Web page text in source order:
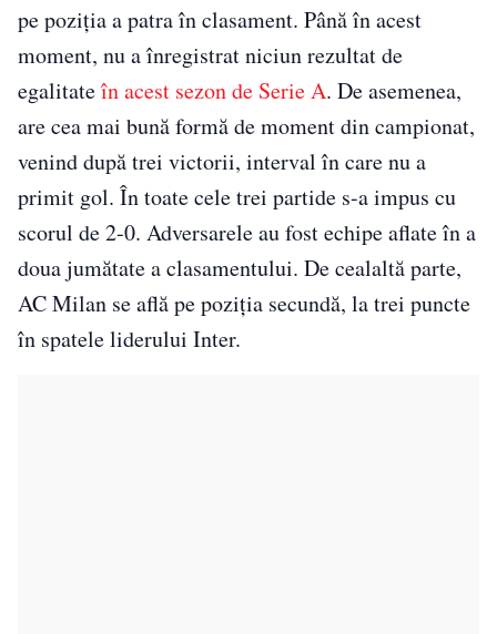
pe poziția a patra în clasament. Până în acest
moment, nu a înregistrat niciun rezultat de
egalitateîn acest sezon de Serie A. De asemenea,
are cea mai bună formă de moment din campionat,
venind după trei victorii, interval în care nu a
primit gol. În toate cele trei partide s-a impus cu
scorul de 2-0. Adversarele au fost echipe aflate în a
doua jumătate a clasamentului. De cealaltă parte,
AC Milan se află pe poziția secundă, la trei puncte
în spatele liderului Inter.